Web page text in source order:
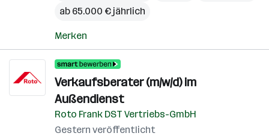
ab 65.000 € jährlich
Merken
Verkaufsberater (m/w/d) im
Außendienst
Roto Frank DST Vertriebs-GmbH
Gestern veröffentlicht